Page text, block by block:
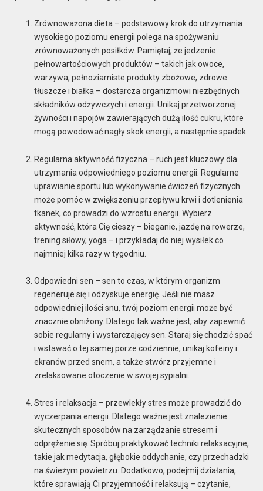
Zrównoważona dieta – podstawowy krok do utrzymania
wysokiego poziomu energii polega na spożywaniu
zrównoważonych posiłków. Pamiętaj, że jedzenie
pełnowartościowych produktów – takich jak owoce,
warzywa, pełnoziarniste produkty zbożowe, zdrowe
tłuszcze i białka – dostarcza organizmowi niezbędnych
składników odżywczych i energii. Unikaj przetworzonej
żywności i napojów zawierających dużą ilość cukru, które
mogą powodować nagły skok energii, a następnie spadek.
Regularna aktywność fizyczna – ruch jest kluczowy dla
utrzymania odpowiedniego poziomu energii. Regularne
uprawianie sportu lub wykonywanie ćwiczeń fizycznych
może pomóc w zwiększeniu przepływu krwi i dotlenienia
tkanek, co prowadzi do wzrostu energii. Wybierz
aktywność, która Cię cieszy – bieganie, jazdę na rowerze,
trening siłowy, yoga – i przykładaj do niej wysiłek co
najmniej kilka razy w tygodniu.
Odpowiedni sen – sen to czas, w którym organizm
regeneruje się i odzyskuje energię. Jeśli nie masz
odpowiedniej ilości snu, twój poziom energii może być
znacznie obniżony. Dlatego tak ważne jest, aby zapewnić
sobie regularny i wystarczający sen. Staraj się chodzić spać
i wstawać o tej samej porze codziennie, unikaj kofeiny i
ekranów przed snem, a także stwórz przyjemne i
zrelaksowane otoczenie w swojej sypialni.
Stres i relaksacja – przewlekły stres może prowadzić do
wyczerpania energii. Dlatego ważne jest znalezienie
skutecznych sposobów na zarządzanie stresem i
odprężenie się. Spróbuj praktykować techniki relaksacyjne,
takie jak medytacja, głębokie oddychanie, czy przechadzki
na świeżym powietrzu. Dodatkowo, podejmij działania,
które sprawiają Ci przyjemność i relaksują – czytanie,